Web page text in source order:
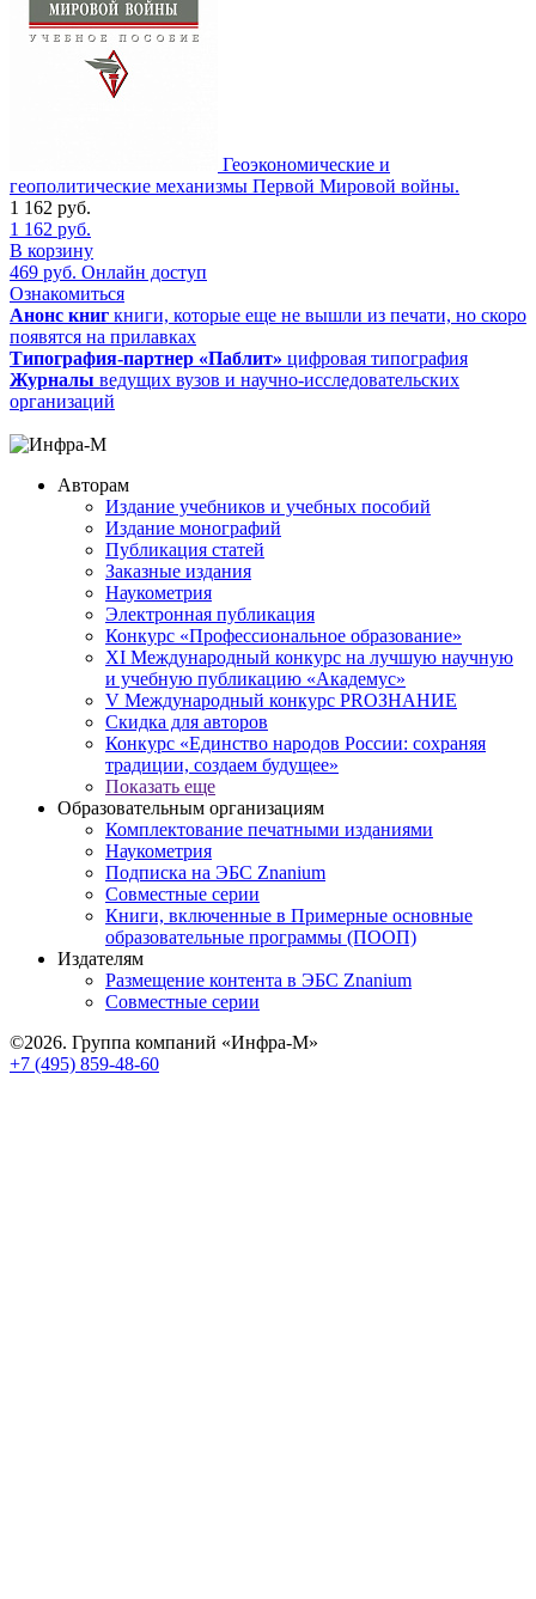
Геоэкономические и
геополитические механизмы Первой Мировой войны.
1 162 руб.
1 162 руб.
В корзину
469 руб. Онлайн доступ
Ознакомиться
Анонс книг книги, которые еще не вышли из печати, но скоро
появятся на прилавках
Типография-партнер «Паблит» цифровая типография
Журналы ведущих вузов и научно-исследовательских
организаций
Авторам
Издание учебников и учебных пособий
Издание монографий
Публикация статей
Заказные издания
Наукометрия
Электронная публикация
Конкурс «Профессиональное образование»
XI Международный конкурс на лучшую научную
и учебную публикацию «Академус»
V Международный конкурс PROЗНАНИЕ
Скидка для авторов
Конкурс «Единство народов России: сохраняя
традиции, создаем будущее»
Показать еще
Образовательным организациям
Комплектование печатными изданиями
Наукометрия
Подписка на ЭБС Znanium
Совместные серии
Книги, включенные в Примерные основные
образовательные программы (ПООП)
Издателям
Размещение контента в ЭБС Znanium
Совместные серии
©2026. Группа компаний «Инфра-М»
+7 (495) 859-48-60